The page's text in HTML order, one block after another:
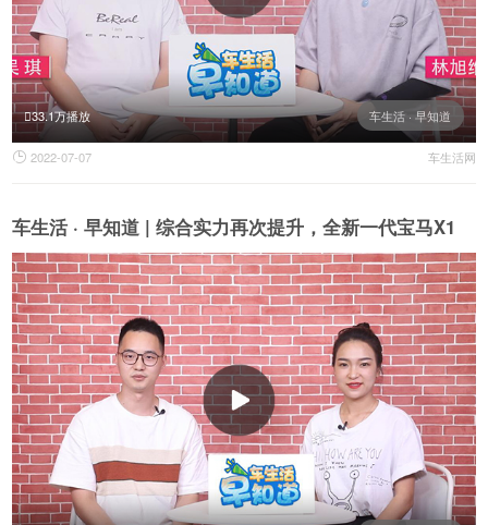
车生活 · 早知道
33.1万播放
 2022-07-07 车生活网
车生活 · 早知道 | 综合实力再次提升，全新一代宝马X1